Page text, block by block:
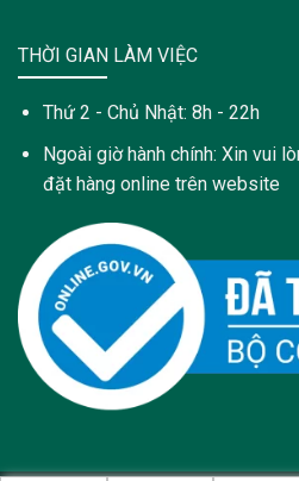
THỜI GIAN LÀM VIỆC
Thứ 2 - Chủ Nhật: 8h - 22h
Ngoài giờ hành chính: Xin vui
đặt hàng online trên website